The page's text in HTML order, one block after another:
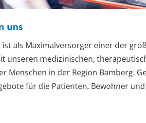
uns
als Maximalversorger einer der
unseren medizinischen,
Menschen in der Region Bamberg.
für die Patienten, Bewohner